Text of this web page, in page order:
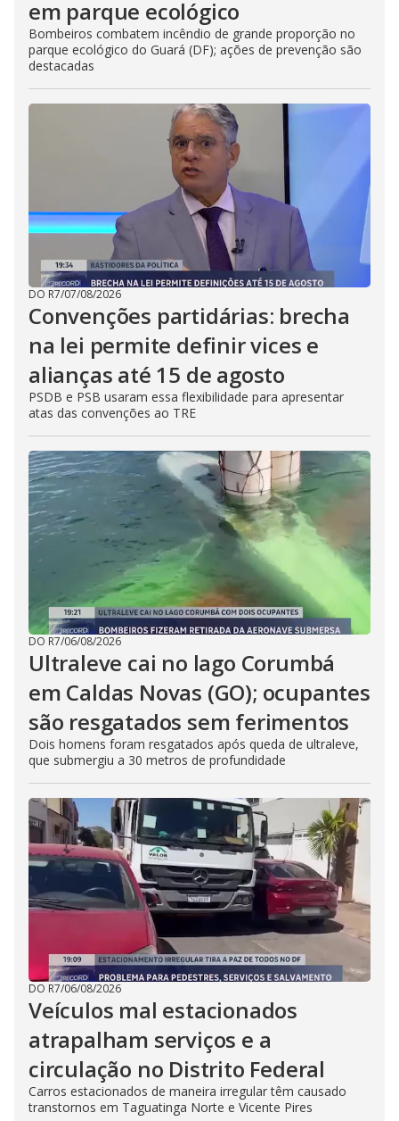
em parque ecológico
Bombeiros combatem incêndio de grande proporção no
parque ecológico do Guará (DF); ações de prevenção são
destacadas
DO R7/07/08/2026
Convenções partidárias: brecha
na lei permite definir vices e
alianças até 15 de agosto
PSDB e PSB usaram essa flexibilidade para apresentar
atas das convenções ao TRE
DO R7/06/08/2026
Ultraleve cai no lago Corumbá
em Caldas Novas (GO); ocupantes
são resgatados sem ferimentos
Dois homens foram resgatados após queda de ultraleve,
que submergiu a 30 metros de profundidade
DO R7/06/08/2026
Veículos mal estacionados
atrapalham serviços e a
circulação no Distrito Federal
Carros estacionados de maneira irregular têm causado
transtornos em Taguatinga Norte e Vicente Pires